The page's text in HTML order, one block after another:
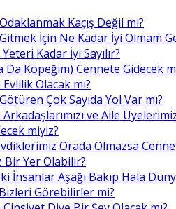
Kaçış Değil mi?
İçin Ne Kadar İyi Olmam
Kadar İyi Sayılır?
Da Köpeğim) Cennete Gidecek
Olacak mı?
Çok Sayıda Yol Var mı?
ve Aile
miyiz?
Orada Olmazsa
Bir Yer Olabilir?
İnsanlar Aşağı Bakıp Hala
Görebilirler mi?